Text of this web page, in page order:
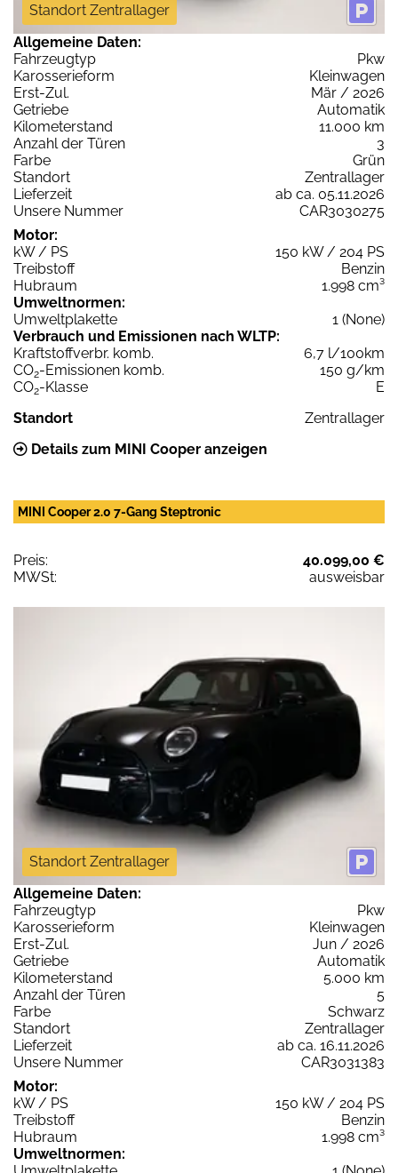
Standort Zentrallager
Allgemeine Daten:
Fahrzeugtyp
Pkw
Karosserieform
Kleinwagen
Erst-Zul.
Mär / 2026
Getriebe
Automatik
Kilometerstand
11.000 km
Anzahl der Türen
3
Farbe
Grün
Standort
Zentrallager
Lieferzeit
ab ca. 05.11.2026
Unsere Nummer
CAR3030275
Motor:
kW / PS
150 kW / 204 PS
Treibstoff
Benzin
Hubraum
1.998 cm³
Umweltnormen:
Umweltplakette
1 (None)
Verbrauch und Emissionen nach WLTP:
Kraftstoffverbr. komb.
6,7 l/100km
CO2-Emissionen komb.
150 g/km
CO2-Klasse
E
Standort
Zentrallager
Details zum MINI Cooper anzeigen
MINI Cooper 2.0 7-Gang Steptronic
Preis:
40.099,00 €
MWSt:
ausweisbar
Standort Zentrallager
Allgemeine Daten:
Fahrzeugtyp
Pkw
Karosserieform
Kleinwagen
Erst-Zul.
Jun / 2026
Getriebe
Automatik
Kilometerstand
5.000 km
Anzahl der Türen
5
Farbe
Schwarz
Standort
Zentrallager
Lieferzeit
ab ca. 16.11.2026
Unsere Nummer
CAR3031383
Motor:
kW / PS
150 kW / 204 PS
Treibstoff
Benzin
Hubraum
1.998 cm³
Umweltnormen: